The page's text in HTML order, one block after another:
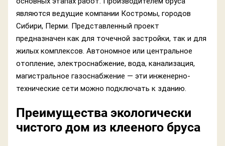
являются ведущие компании Костромы, городов
Сибири, Перми. Представленный проект
предназначен как для точечной застройки, так и для
жилых комплексов. Автономное или центральное
отопление, электроснабжение, вода, канализация,
магистральное газоснабжение — эти инженерно-
технические сети можно подключать к зданию.
Преимущества экологически
чистого дом из клееного бруса